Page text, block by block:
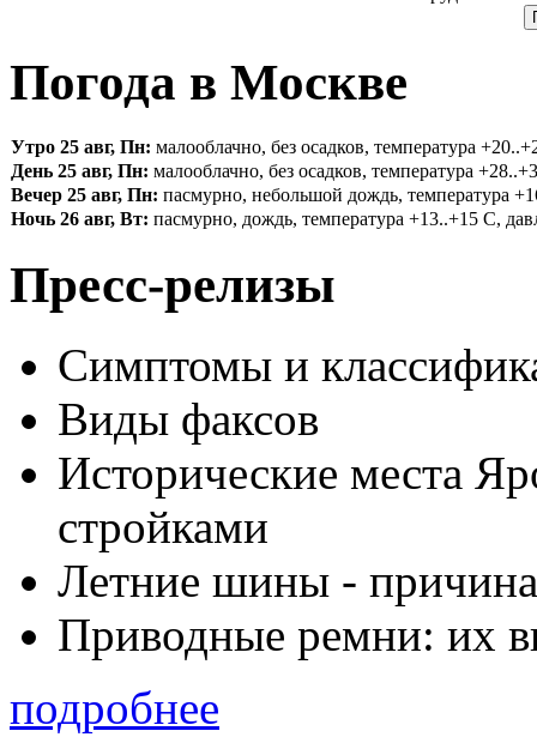
Погода в Москве
Утро 25 авг, Пн: малооблачно, без осадков, температура
День 25 авг, Пн: малооблачно, без осадков, температура
Вечер 25 авг, Пн: пасмурно, небольшой дождь, температура
Ночь 26 авг, Вт: пасмурно, дождь, температура +13..+15 С,
Пресс-релизы
Симптомы и
Виды факсов
Исторические места
стройками
Летние шины -
Приводные ремни: их
подробнее